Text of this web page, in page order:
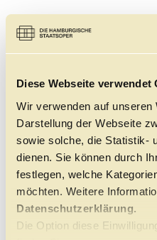
Diese Webseite verwendet
Wir verwenden auf
Darstellung der Webseite
sowie solche, die Statistik-
dienen. Sie können durch
festlegen, welche
möchten. Weitere
Datenschutzerklärung.
Die Option diese